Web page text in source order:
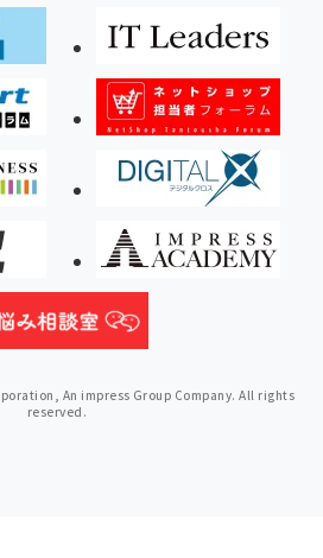
An impress Group Company. All rights
reserved.